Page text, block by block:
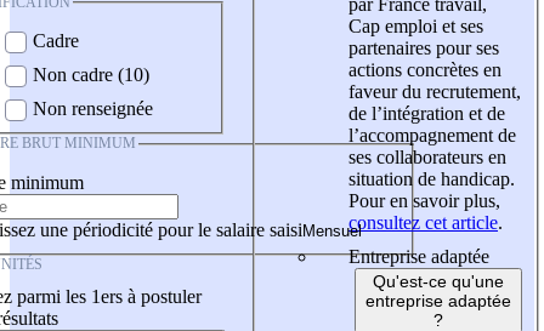
Cadre
Non cadre (10)
Non renseignée
BRUT MINIMUM
minimum
une périodicité pour le salaire saisi
parmi les 1ers à postuler
Cap emploi et ses
partenaires pour ses
actions concrètes en
faveur du recrutement,
de l’intégration et de
l’accompagnement de
ses collaborateurs en
situation de handicap.
Pour en savoir plus,
consultez cet article.
Entreprise adaptée
Qu'est-ce qu'une
entreprise adaptée
?